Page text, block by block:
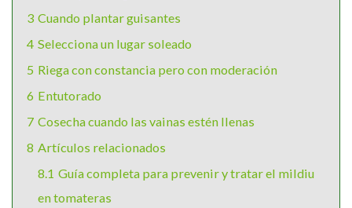
3 Cuando plantar guisantes
4 Selecciona un lugar soleado
5 Riega con constancia pero con moderación
6 Entutorado
7 Cosecha cuando las vainas estén llenas
8 Artículos relacionados
8.1 Guía completa para prevenir y tratar el mildiu
en tomateras